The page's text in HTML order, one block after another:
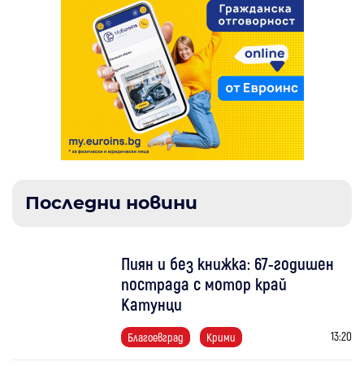
Последни новини
Пиян и без книжка: 67-годишен
пострада с мотор край
Катунци
Благоевград Крими 13:20